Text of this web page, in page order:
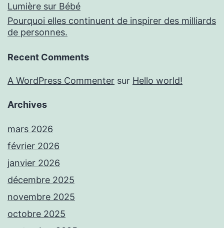
Lumière sur Bébé
Pourquoi elles continuent de inspirer des milliards
de personnes.
Recent Comments
A WordPress Commenter sur Hello world!
Archives
mars 2026
février 2026
janvier 2026
décembre 2025
novembre 2025
octobre 2025